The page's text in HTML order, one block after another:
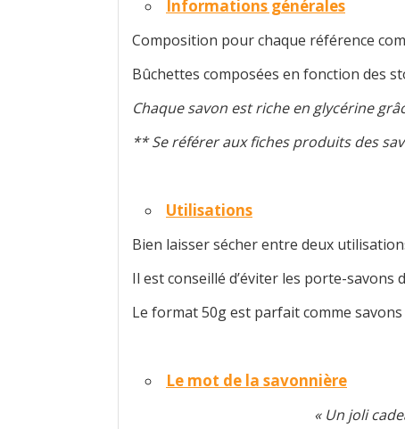
Informations générales
Composition pour chaque référence
Bûchettes composées en fonction des
Chaque savon est riche en glycérine
** Se référer aux fiches produits des
Utilisations
Bien laisser sécher entre deux
Il est conseillé d’éviter les porte-savons
Le format 50g est parfait comme
Le mot de la savonnière
« Un joli